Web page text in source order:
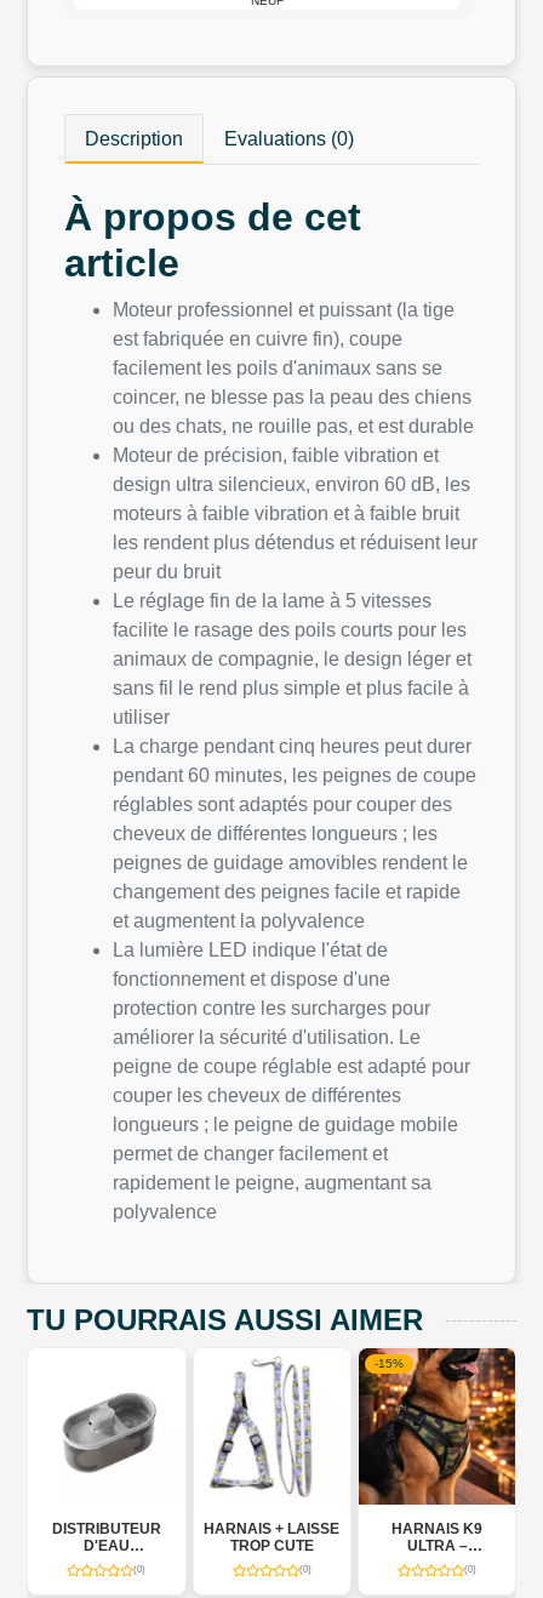
Description Evaluations (0)
À propos de cet
article
Moteur professionnel et puissant (la tige
est fabriquée en cuivre fin), coupe
facilement les poils d'animaux sans se
coincer, ne blesse pas la peau des chiens
ou des chats, ne rouille pas, et est durable
Moteur de précision, faible vibration et
design ultra silencieux, environ 60 dB, les
moteurs à faible vibration et à faible bruit
les rendent plus détendus et réduisent leur
peur du bruit
Le réglage fin de la lame à 5 vitesses
facilite le rasage des poils courts pour les
animaux de compagnie, le design léger et
sans fil le rend plus simple et plus facile à
utiliser
La charge pendant cinq heures peut durer
pendant 60 minutes, les peignes de coupe
réglables sont adaptés pour couper des
cheveux de différentes longueurs ; les
peignes de guidage amovibles rendent le
changement des peignes facile et rapide
et augmentent la polyvalence
La lumière LED indique l'état de
fonctionnement et dispose d'une
protection contre les surcharges pour
améliorer la sécurité d'utilisation. Le
peigne de coupe réglable est adapté pour
couper les cheveux de différentes
longueurs ; le peigne de guidage mobile
permet de changer facilement et
rapidement le peigne, augmentant sa
polyvalence
TU POURRAIS AUSSI AIMER
DISTRIBUTEUR
D'EAU
INTELLIGENT 2-EN-
1 POUR CHIENS ET
(0)
HARNAIS + LAISSE
TROP CUTE
(0)
-15%
HARNAIS K9
ULTRA –
PUISSANCE,
STYLE & CONFORT
(0)